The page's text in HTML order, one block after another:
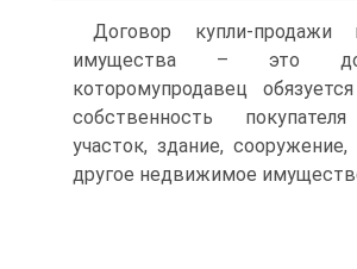
Договор купли-продажи
имущества – это
которомупродавец
собственность
участок, здание, сооружение,
другое недвижимое